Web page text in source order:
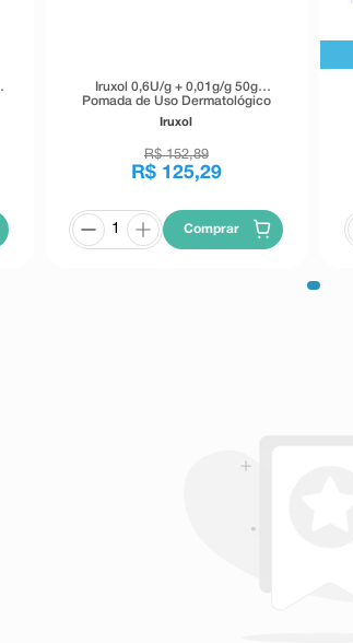
Iruxol 0,6U/g + 0,01g/g 50g
Pomada de Uso Dermatológico
Iruxol
R$ 152,89
R$ 125,29
Comprar